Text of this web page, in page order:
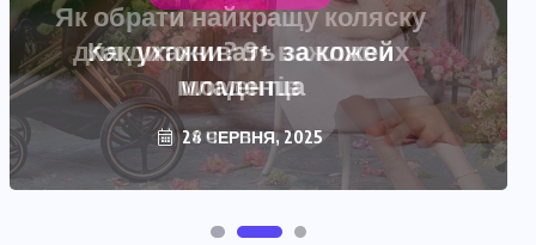
Как ухаживать за кожей
младенца
28 ЧЕРВНЯ, 2025